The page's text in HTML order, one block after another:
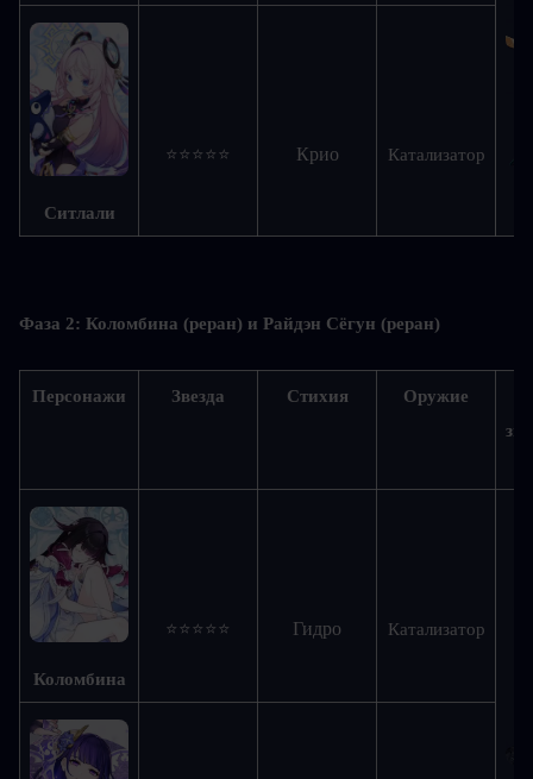
Ситлали
⭐⭐⭐⭐⭐ Крио Катализатор
Фаза 2: Коломбина (реран) и Райдэн Сёгун (реран)
Персонажи Звезда Стихия
Оружие
Коломбина
⭐⭐⭐⭐⭐ Гидро Катализатор